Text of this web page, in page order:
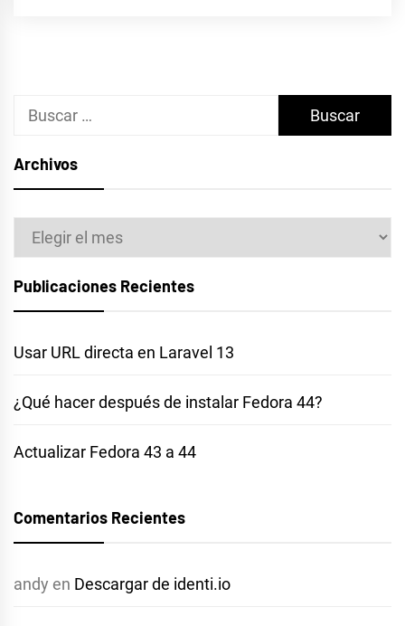
Buscar:
Archivos
Archivos
Publicaciones Recientes
Usar URL directa en Laravel 13
¿Qué hacer después de instalar Fedora 44?
Actualizar Fedora 43 a 44
Comentarios Recientes
andy en Descargar de identi.io